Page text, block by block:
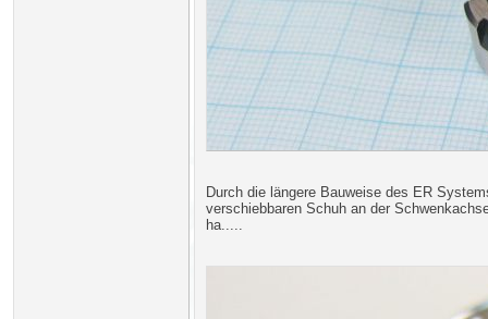
Durch die längere Bauweise des ER
verschiebbaren Schuh an der
ha.....